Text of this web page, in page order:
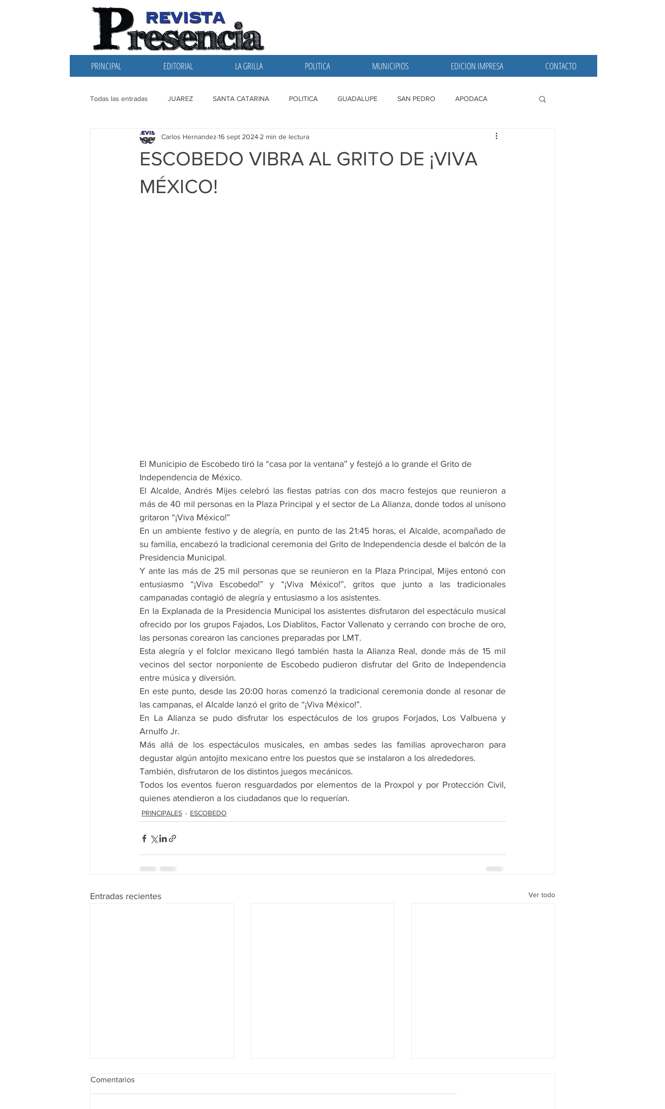
PRINCIPAL EDITORIAL LA GRILLA POLITICA MUNICIPIOS EDICION IMPRESA CONTACTO
Todas las entradas JUAREZ SANTA CATARINA POLITICA GUADALUPE SAN PEDRO APODACA
EDITORIAL SANTIAGO LA GRILLA SAN NICOLAS
ESCOBEDO VIBRA AL GRITO DE ¡VIVA
MÉXICO!
Carlos Hernandez 16 sept 2024 2 min de lectura
El Municipio de Escobedo tiró la “casa por la ventana” y festejó a lo grande el Grito de
Independencia de México.
El Alcalde, Andrés Mijes celebró las fiestas patrias con dos macro festejos que reunieron a
más de 40 mil personas en la Plaza Principal y el sector de La Alianza, donde todos al unísono
gritaron “¡Viva México!”
En un ambiente festivo y de alegría, en punto de las 21:45 horas, el Alcalde, acompañado de
su familia, encabezó la tradicional ceremonia del Grito de Independencia desde el balcón de la
Presidencia Municipal.
Y ante las más de 25 mil personas que se reunieron en la Plaza Principal, Mijes entonó con
entusiasmo “¡Viva Escobedo!” y “¡Viva México!”, gritos que junto a las tradicionales
campanadas contagió de alegría y entusiasmo a los asistentes.
En la Explanada de la Presidencia Municipal los asistentes disfrutaron del espectáculo musical
ofrecido por los grupos Fajados, Los Diablitos, Factor Vallenato y cerrando con broche de oro,
las personas corearon las canciones preparadas por LMT.
Esta alegría y el folclor mexicano llegó también hasta la Alianza Real, donde más de 15 mil
vecinos del sector norponiente de Escobedo pudieron disfrutar del Grito de Independencia
entre música y diversión.
En este punto, desde las 20:00 horas comenzó la tradicional ceremonia donde al resonar de
las campanas, el Alcalde lanzó el grito de “¡Viva México!”.
En La Alianza se pudo disfrutar los espectáculos de los grupos Forjados, Los Valbuena y
Arnulfo Jr.
Más allá de los espectáculos musicales, en ambas sedes las familias aprovecharon para
degustar algún antojito mexicano entre los puestos que se instalaron a los alrededores.
También, disfrutaron de los distintos juegos mecánicos.
Todos los eventos fueron resguardados por elementos de la Proxpol y por Protección Civil,
quienes atendieron a los ciudadanos que lo requerían.
PRINCIPALES ESCOBEDO
Entradas recientes Ver todo
Comentarios